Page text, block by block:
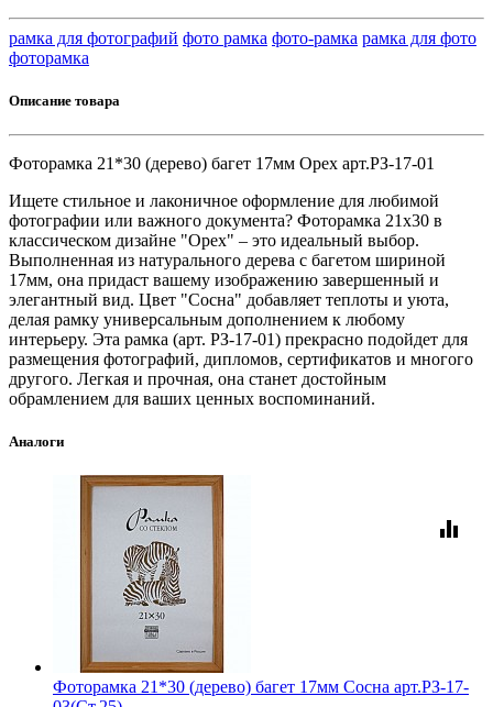
рамка для фотографий фото рамка фото-рамка рамка для фото
фоторамка
Описание товара
Фоторамка 21*30 (дерево) багет 17мм Орех арт.РЗ-17-01
Ищете стильное и лаконичное оформление для любимой
фотографии или важного документа? Фоторамка 21х30 в
классическом дизайне "Орех" – это идеальный выбор.
Выполненная из натурального дерева с багетом шириной
17мм, она придаст вашему изображению завершенный и
элегантный вид. Цвет "Сосна" добавляет теплоты и уюта,
делая рамку универсальным дополнением к любому
интерьеру. Эта рамка (арт. РЗ-17-01) прекрасно подойдет для
размещения фотографий, дипломов, сертификатов и многого
другого. Легкая и прочная, она станет достойным
обрамлением для ваших ценных воспоминаний.
Аналоги
equalizer
Фоторамка 21*30 (дерево) багет 17мм Сосна арт.РЗ-17-